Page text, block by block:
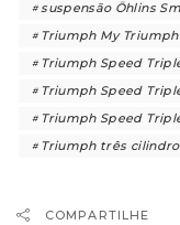
suspensão Öhlins
Triumph My
Triumph Speed
Triumph Speed
Triumph Speed
Triumph três
COMPARTILHE